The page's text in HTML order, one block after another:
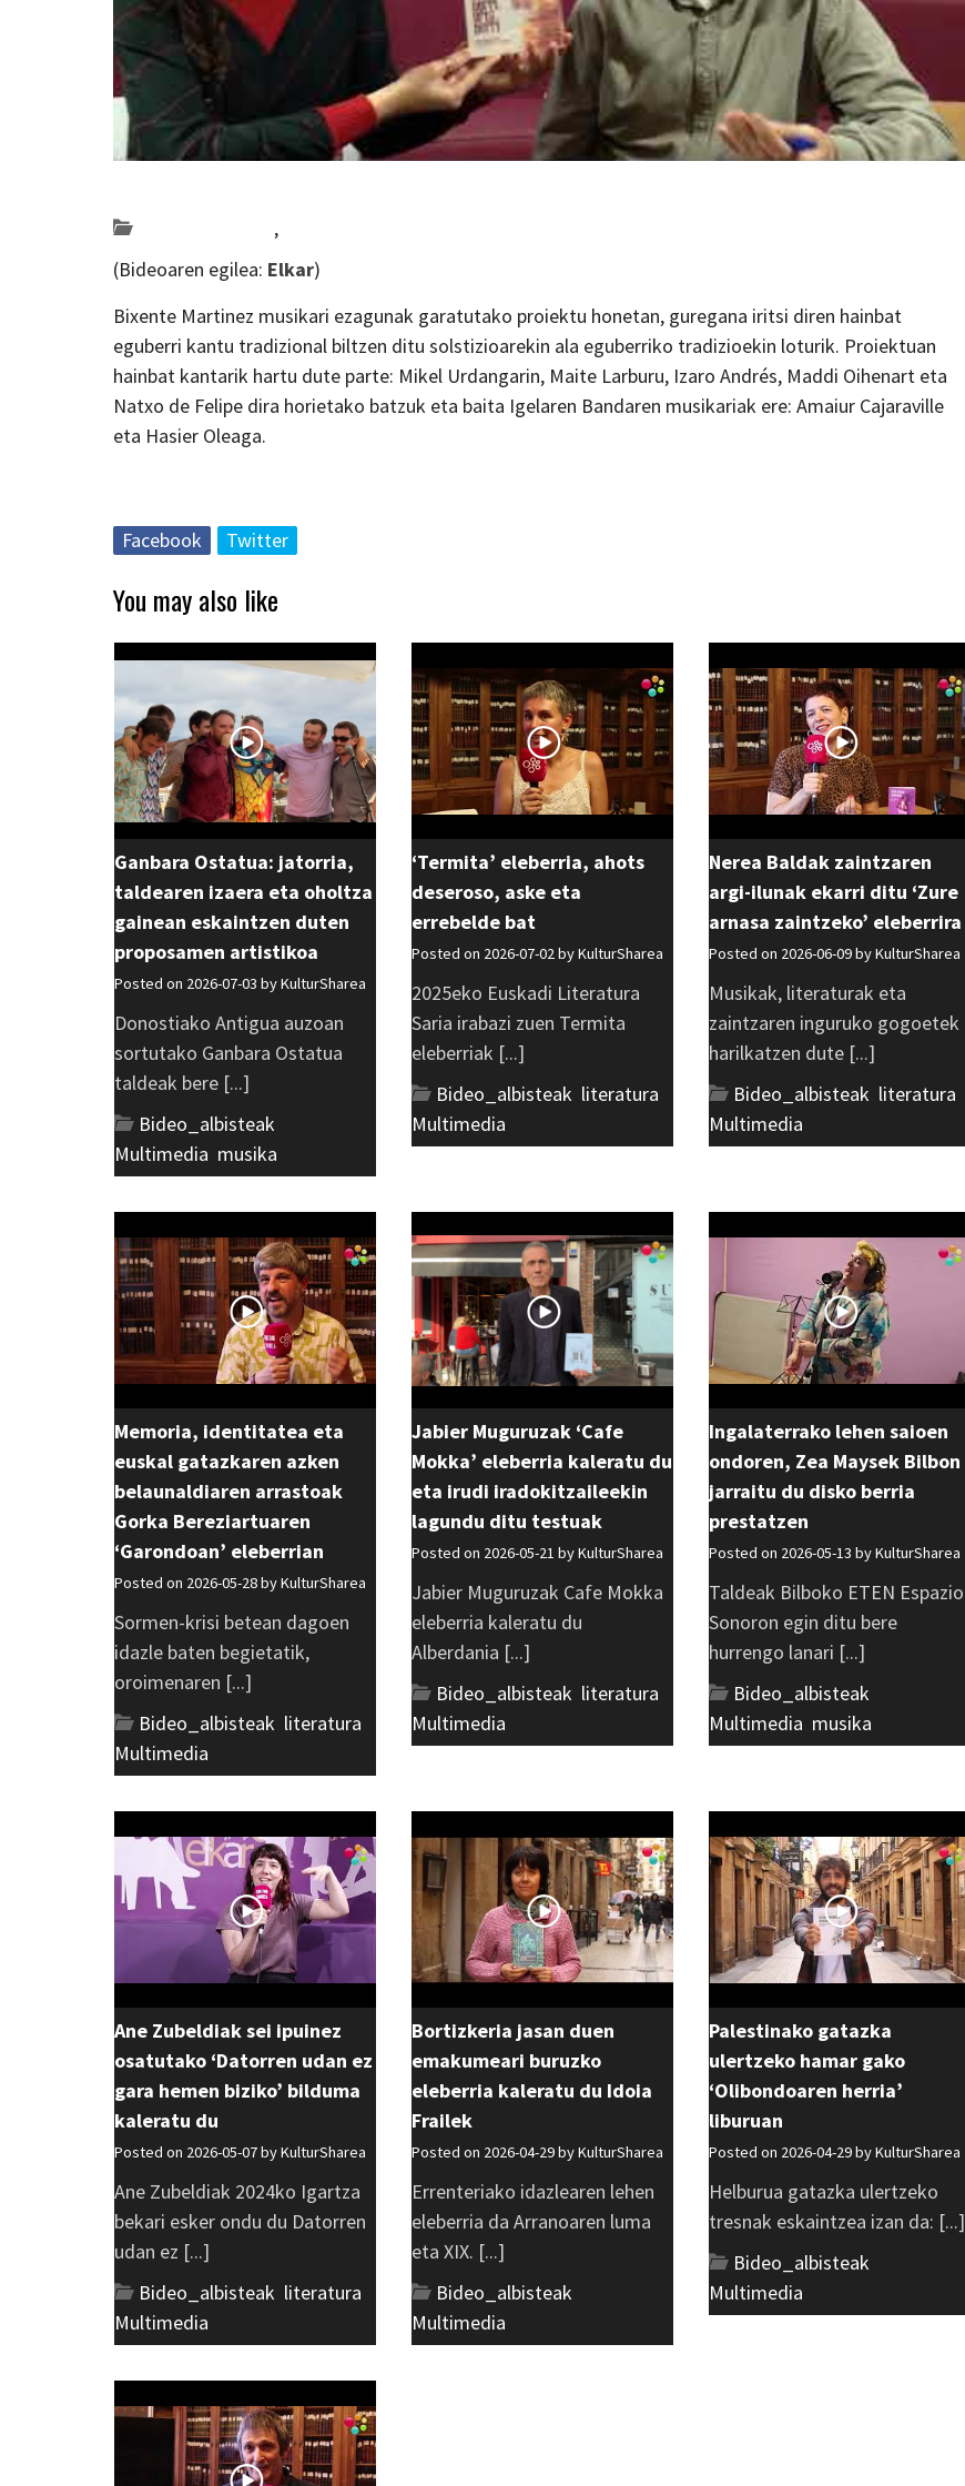
,
(Bideoaren egilea: Elkar)
Bixente Martinez musikari ezagunak garatutako proiektu honetan, guregana iritsi diren hainbat
eguberri kantu tradizional biltzen ditu solstizioarekin ala eguberriko tradizioekin loturik. Proiektuan
hainbat kantarik hartu dute parte: Mikel Urdangarin, Maite Larburu, Izaro Andrés, Maddi Oihenart eta
Natxo de Felipe dira horietako batzuk eta baita Igelaren Bandaren musikariak ere: Amaiur Cajaraville
eta Hasier Oleaga.
Facebook Twitter
You may also like
Ganbara Ostatua: jatorria,
taldearen izaera eta oholtza
gainean eskaintzen duten
proposamen artistikoa
Posted on 2026-07-03 byKulturSharea
Donostiako Antigua auzoan
sortutako Ganbara Ostatua
taldeak bere [...]
Bideo_albisteak
Multimedia musika
‘Termita’ eleberria, ahots
deseroso, aske eta
errebelde bat
Posted on 2026-07-02 byKulturSharea
2025eko Euskadi Literatura
Saria irabazi zuen Termita
eleberriak [...]
Bideo_albisteak literatura
Multimedia
Nerea Baldak zaintzaren
argi-ilunak ekarri ditu ‘Zure
arnasa zaintzeko’ eleberrira
Posted on 2026-06-09 byKulturSharea
Musikak, literaturak eta
zaintzaren inguruko gogoetek
harilkatzen dute [...]
Bideo_albisteak literatura
Multimedia
Memoria, identitatea eta
euskal gatazkaren azken
belaunaldiaren arrastoak
Gorka Bereziartuaren
‘Garondoan’ eleberrian
Posted on 2026-05-28 byKulturSharea
Sormen-krisi betean dagoen
idazle baten begietatik,
oroimenaren [...]
Bideo_albisteak literatura
Multimedia
Jabier Muguruzak ‘Cafe
Mokka’ eleberria kaleratu du
eta irudi iradokitzaileekin
lagundu ditu testuak
Posted on 2026-05-21 byKulturSharea
Jabier Muguruzak Cafe Mokka
eleberria kaleratu du
Alberdania [...]
Bideo_albisteak literatura
Multimedia
Ingalaterrako lehen saioen
ondoren, Zea Maysek Bilbon
jarraitu du disko berria
prestatzen
Posted on 2026-05-13 byKulturSharea
Taldeak Bilboko ETEN Espazio
Sonoron egin ditu bere
hurrengo lanari [...]
Bideo_albisteak
Multimedia musika
Ane Zubeldiak sei ipuinez
osatutako ‘Datorren udan ez
gara hemen biziko’ bilduma
kaleratu du
Posted on 2026-05-07 byKulturSharea
Ane Zubeldiak 2024ko Igartza
bekari esker ondu du Datorren
udan ez [...]
Bideo_albisteak literatura
Multimedia
Bortizkeria jasan duen
emakumeari buruzko
eleberria kaleratu du Idoia
Frailek
Posted on 2026-04-29 byKulturSharea
Errenteriako idazlearen lehen
eleberria da Arranoaren luma
eta XIX. [...]
Bideo_albisteak
Multimedia
Palestinako gatazka
ulertzeko hamar gako
‘Olibondoaren herria’
liburuan
Posted on 2026-04-29 byKulturSharea
Helburua gatazka ulertzeko
tresnak eskaintzea izan da: [...]
Bideo_albisteak
Multimedia